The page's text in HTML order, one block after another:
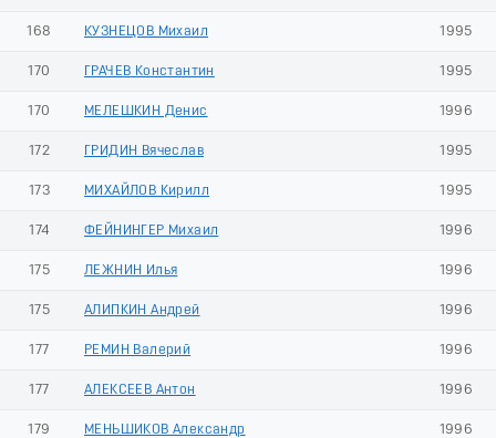
168 КУЗНЕЦОВ Михаил 1995
170 ГРАЧЕВ Константин 1995
170 МЕЛЕШКИН Денис 1996
172 ГРИДИН Вячеслав 1995
173 МИХАЙЛОВ Кирилл 1995
174 ФЕЙНИНГЕР Михаил 1996
175 ЛЕЖНИН Илья 1996
175 АЛИПКИН Андрей 1996
177 РЕМИН Валерий 1996
177 АЛЕКСЕЕВ Антон 1996
179 МЕНЬШИКОВ Александр 1996